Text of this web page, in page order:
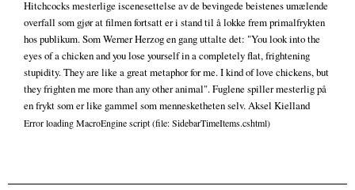
Hitchcocks mesterlige iscenesettelse av de bevingede beistenes umælende
overfall som gjør at filmen fortsatt er i stand til å lokke frem primalfrykten
hos publikum. Som Werner Herzog en gang uttalte det: "You look into the
eyes of a chicken and you lose yourself in a completely flat, frightening
stupidity. They are like a great metaphor for me. I kind of love chickens, but
they frighten me more than any other animal". Fuglene spiller mesterlig på
en frykt som er like gammel som mennesketheten selv. Aksel Kielland
Error loading MacroEngine script (file: SidebarTimeItems.cshtml)